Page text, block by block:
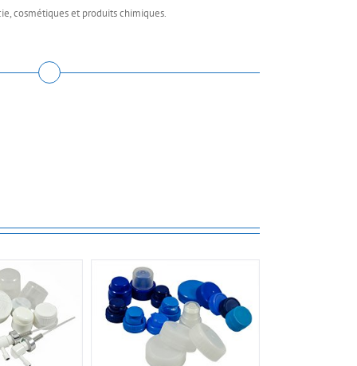
cosmétiques et produits chimiques.